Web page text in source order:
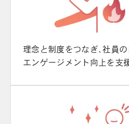
理念と制度をつなぎ、社員の
エンゲージメント向上を支